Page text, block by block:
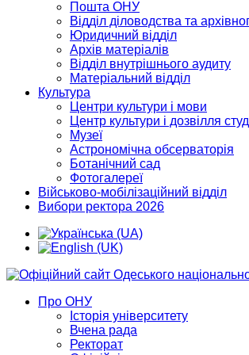
Пошта ОНУ
Відділ діловодства та
Юридичний відділ
Архів матеріалів
Відділ внутрішнього аудиту
Матеріальний відділ
Культура
Центри культури і мови
Центр культури і дозвілля
Музеї
Астрономічна обсерваторія
Ботанічний сад
Фотогалереї
Військово-мобілізаційний відділ
Вибори ректора 2026
Про ОНУ
Історія університету
Вчена рада
Ректорат